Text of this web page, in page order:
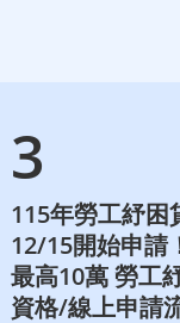
115年勞工紓困
12/15開始申請
最高10萬 勞工
資格/線上申請